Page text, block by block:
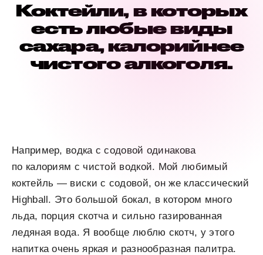
Коктейли, в которых
есть любые виды
сахара, калорийнее
чистого алкоголя.
Например, водка с содовой одинакова
по калориям с чистой водкой. Мой любимый
коктейль — виски с содовой, он же классический
Highball. Это большой бокал, в котором много
льда, порция скотча и сильно газированная
ледяная вода. Я вообще люблю скотч, у этого
напитка очень яркая и разнообразная палитра.